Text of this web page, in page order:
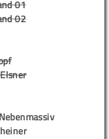
01
02